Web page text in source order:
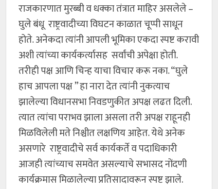
राजकारणात मुरब्बी व धक्का तंत्रात माहिर असलेले –
घुले बंधू राष्ट्रवादीच्या विघटन काळात चूप्पी साधून
होते. अनेकदा त्यांनी आपली भूमिका एकदा स्पष्ट करावी
अशी त्यांच्या कार्यकर्त्यासह सर्वांची अपेक्षा होती.
तरीही पक्ष आणि चिन्ह याचा विचार करू नका. “घुले
हाच आपला पक्ष ” हा नारा देत त्यांनी नुकत्याच
झालेल्या विधानसभा निवडणुकीत अपक्ष लढत दिली.
त्यात त्यांचा पराभव झाला असला तरी अपक्ष राहूनही
मिळविलेली मते निश्चीत लक्षणिय आहेत. येथे अनेक
असणारे राष्ट्रवादीचे सर्व कार्यकर्ते व पदाधिकारी
आजही त्यांच्याच समवेत असल्याचे सभासद नोंदणी
कार्यक्रमास मिळालेल्या प्रतिसादावरून स्पष्ट झाले.